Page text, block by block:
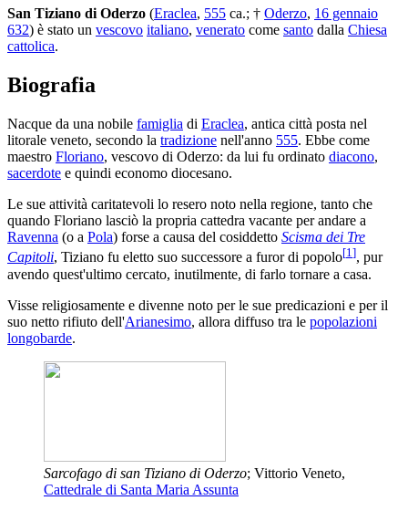
San Tiziano di Oderzo (Eraclea, 555 ca.; † Oderzo, 16 gennaio
632) è stato un vescovo italiano, venerato come santo dalla Chiesa
cattolica.
Biografia
Nacque da una nobile famiglia di Eraclea, antica città posta nel
litorale veneto, secondo la tradizione nell'anno 555. Ebbe come
maestro Floriano, vescovo di Oderzo: da lui fu ordinato diacono,
sacerdote e quindi economo diocesano.
Le sue attività caritatevoli lo resero noto nella regione, tanto che
quando Floriano lasciò la propria cattedra vacante per andare a
Ravenna (o a Pola) forse a causa del cosiddetto Scisma dei Tre
Capitoli, Tiziano fu eletto suo successore a furor di popolo[1], pur
avendo quest'ultimo cercato, inutilmente, di farlo tornare a casa.
Visse religiosamente e divenne noto per le sue predicazioni e per il
suo netto rifiuto dell'Arianesimo, allora diffuso tra le popolazioni
longobarde.
Sarcofago di san Tiziano di Oderzo; Vittorio Veneto,
Cattedrale di Santa Maria Assunta